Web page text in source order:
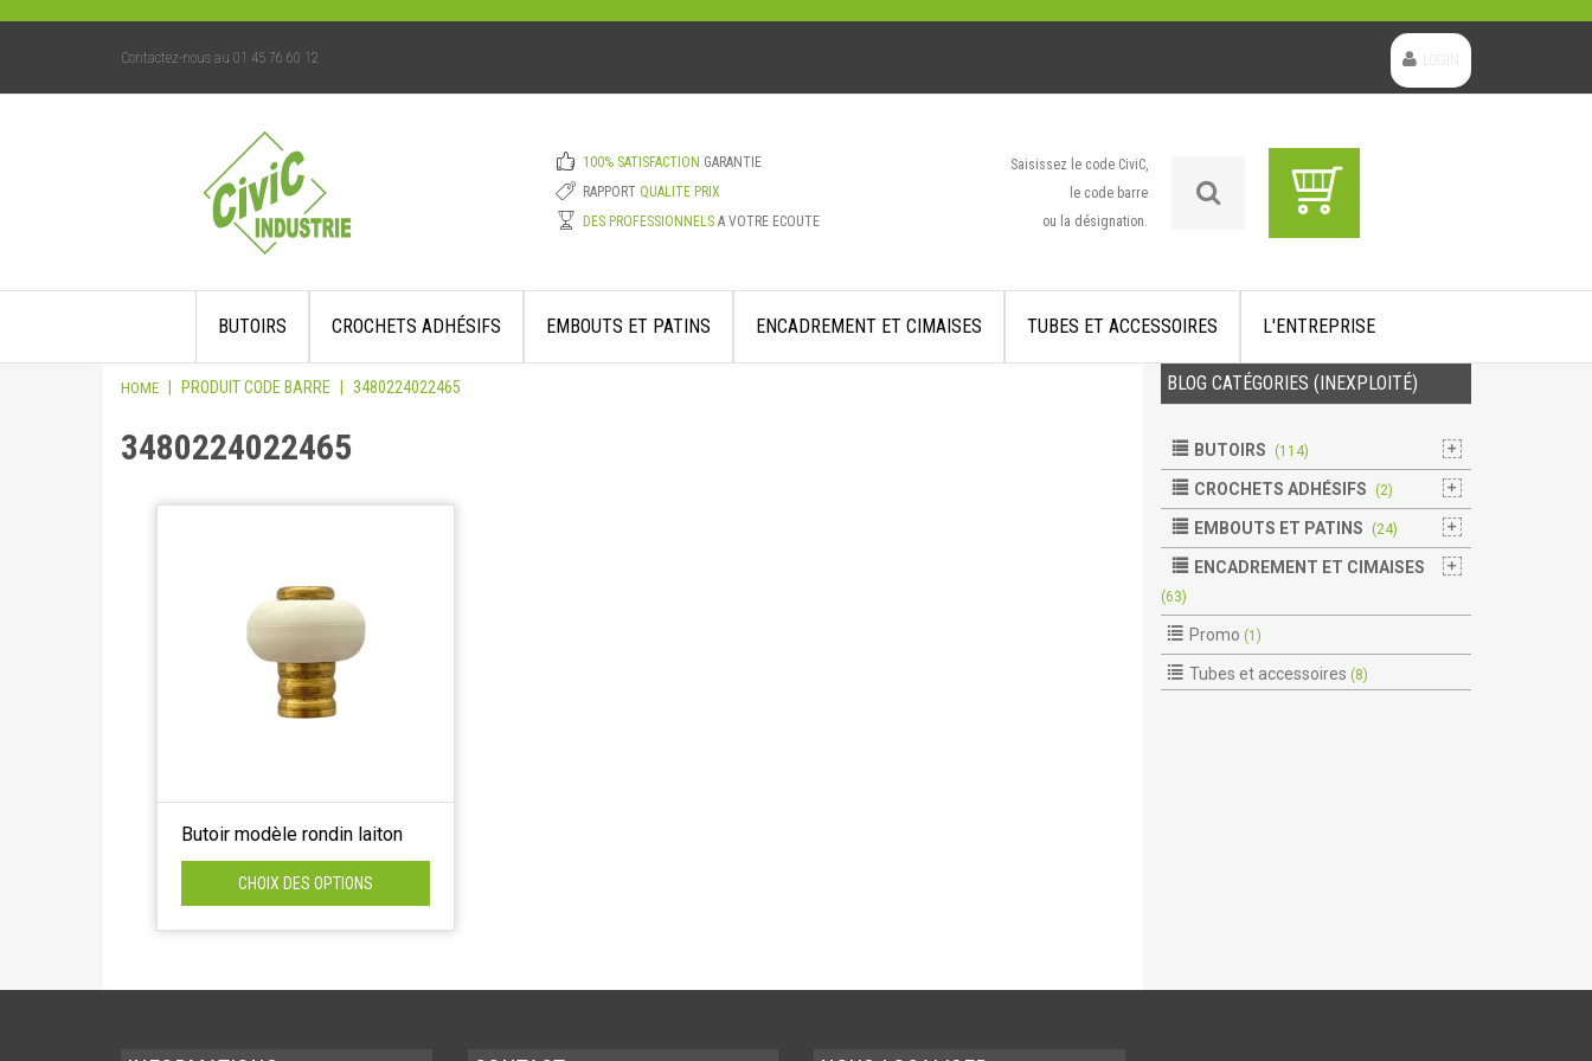
Contactez-nous au 01 45 76 60 12
100% SATISFACTION GARANTIE
RAPPORT QUALITE PRIX
DES PROFESSIONNELSA VOTRE ECOUTE
Saisissez le code CiviC,
le code barre
ou la désignation.
content
BUTOIRS CROCHETS ADHÉSIFS EMBOUTS ET PATINS ENCADREMENT ET CIMAISES TUBES ET ACCESSOIRES L'ENTREPRISE
HOME PRODUIT CODE BARRE 3480224022465
3480224022465
Butoir modèle rondin laiton
CHOIX DES OPTIONS
BLOG CATÉGORIES (INEXPLOITÉ)
BUTOIRS (114)
CROCHETS ADHÉSIFS (2)
EMBOUTS ET PATINS (24)
ENCADREMENT ET CIMAISES
(63)
Promo (1)
Tubes et accessoires (8)